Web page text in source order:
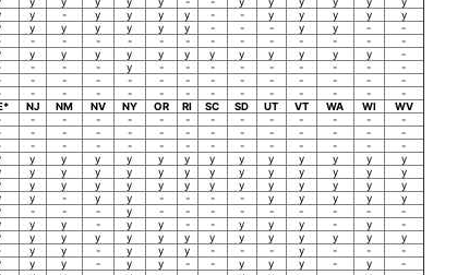
y - y y y y - - y y y y
y
y y y y y y - - - y y -
-
- - - - - - - - - - - -
-
y y y y y y y y y y y y
-
- - - y - - - - - - - -
-
- - - - - - - - - - - -
-
- - - - - - - - - - - -
-
NJ NM NV NY OR RI SC SD UT VT WA WI
WV
- - - - - - - - - - - -
-
- - - - - - - - - - - -
-
- - - - - - - - - - - -
-
y y y y y y y y y y y y
y
y y y y y y y y y y y y
y
y y y y y y y y y y y y
y
y - y y - - - - y y y y
y
- - - y - - - - - - - -
-
y y - y y - - y y y - y
-
y y y y y y y y y y y y
y
y y - y y y - - - y - -
-
y y - y y - - y y y - y
-